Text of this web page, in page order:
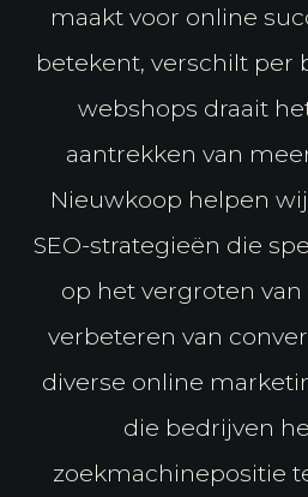
maakt voor online
betekent, verschilt per
webshops draait
aantrekken van
Nieuwkoop helpen
SEO-strategieën die
op het vergroten
verbeteren van
diverse online
die bedrijven
zoekmachinepositie